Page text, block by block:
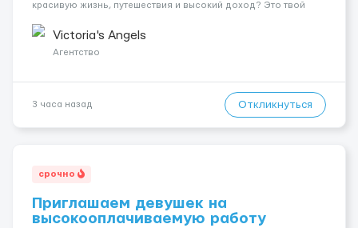
красивую жизнь, путешествия и высокий доход? Это твой
Опытная команда с годами практики — Стабильный поток
клиентов (без ...
Victoria's Angels
Агентство
3 часа назад Откликнуться
срочно
Приглашаем девушек на
высокооплачиваемую работу